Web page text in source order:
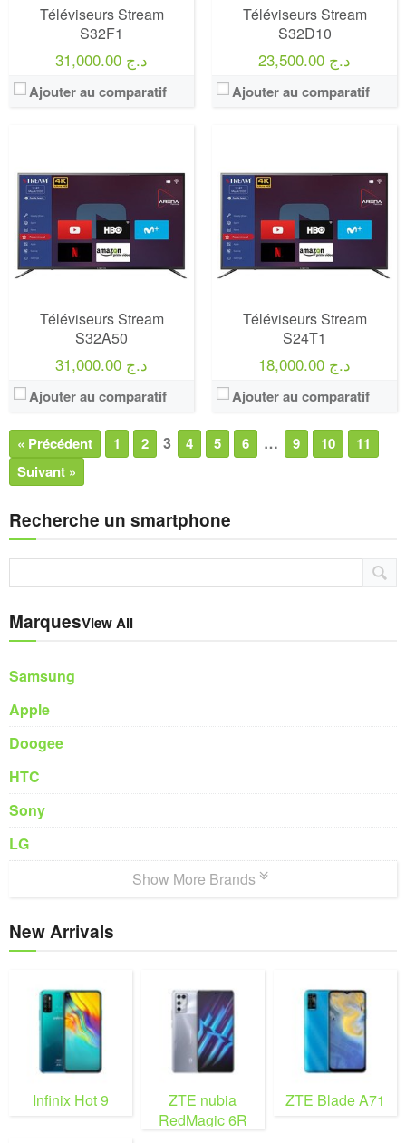
Téléviseurs Stream
S32F1
31,000.00 د.ج
Ajouter au comparatif
Téléviseurs Stream
S32D10
23,500.00 د.ج
Ajouter au comparatif
Téléviseurs Stream
S32A50
31,000.00 د.ج
Ajouter au comparatif
Téléviseurs Stream
S24T1
18,000.00 د.ج
Ajouter au comparatif
« Précédent 1 2 3 4 5 6 … 9 10
11
Suivant »
Recherche un smartphone
MarquesView All
Samsung
Apple
Doogee
HTC
Sony
LG
Show More Brands
New Arrivals
Infinix Hot 9
ZTE nubia
RedMagic 6R
ZTE Blade A71